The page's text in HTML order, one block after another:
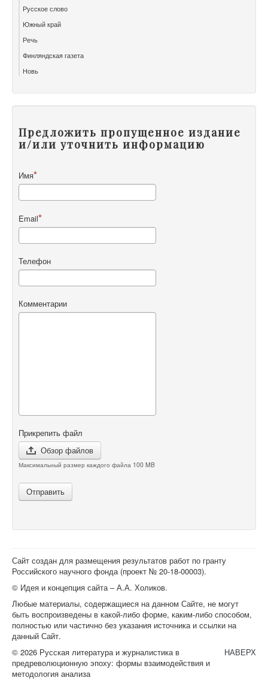
Русское слово
Южный край
Речь
Финляндская газета
Новь
Предложить пропущенное издание
и/или уточнить информацию
Имя
Email
Телефон
Комментарии
Прикрепить файл
Обзор файлов
Максимальный размер каждого файла 100 MB
Отправить
Сайт создан для размещения результатов работ по гранту
Российского научного фонда (проект № 20-18-00003).
© Идея и концепция сайта – А.А. Холиков.
Любые материалы, содержащиеся на данном Сайте, не могут
быть воспроизведены в какой-либо форме, каким-либо способом,
полностью или частично без указания источника и ссылки на
данный Сайт.
НАВЕРХ
© 2026 Русская литература и журналистика в
предреволюционную эпоху: формы взаимодействия и
методология анализа